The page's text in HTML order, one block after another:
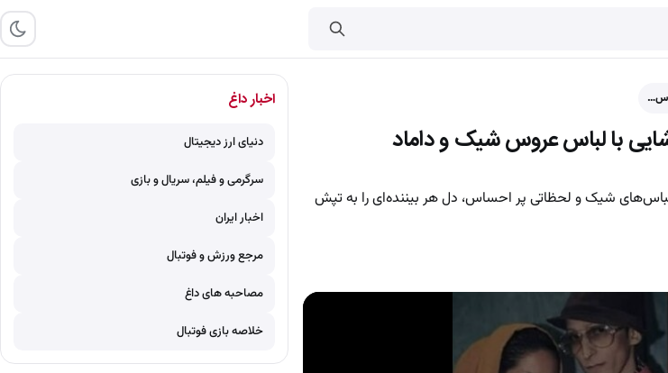
با لباس عروس شیک و داماد
شیک و لحظاتی پر احساس، دل هر بیننده‌ای را به تپش
اخبار داغ
دنیای ارز دیجیتال
سرگرمی و فیلم، سریال و بازی
اخبار ایران
مرجع ورزش و فوتبال
مصاحبه های داغ
خلاصه بازی فوتبال